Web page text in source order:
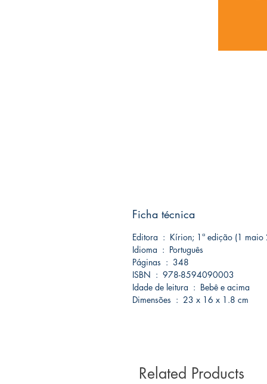
Ficha técnica
Editora ‏ : ‎ Kírion; 1ª edição (1
Idioma ‏ : ‎ Português
Páginas ‏ : ‎ 348
ISBN ‏ : ‎ 978-8594090003
Idade de leitura ‏ : ‎ Bebê e acima
Dimensões ‏ : ‎ 23 x 16 x 1.8 cm
Related Products